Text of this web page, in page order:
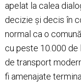
apelat la calea
decizie și decis în
normal ca o
cu peste 10.000 de
de transport
fi amenajate